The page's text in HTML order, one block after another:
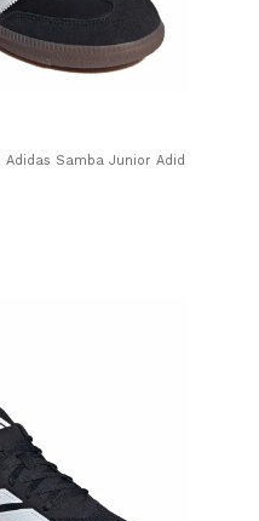
Samba Junior Adidas - Negro